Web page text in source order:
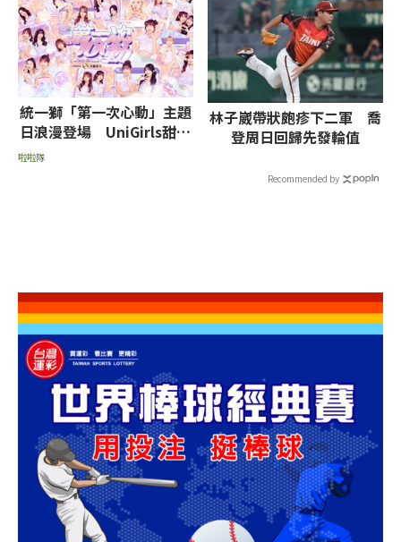
統一獅「第一次心動」主題
日浪漫登場 UniGirls甜美
啦啦隊
林子崴帶狀皰疹下二軍 喬
登周日回歸先發輪值
Recommended by